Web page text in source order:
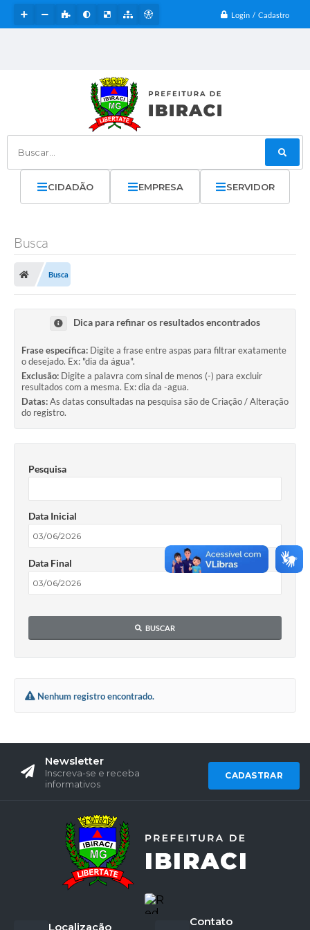
Login / Cadastro
Buscar...
CIDADÃO EMPRESA SERVIDOR
Busca
Busca
Dica para refinar os resultados encontrados
Frase específica: Digite a frase entre aspas para filtrar exatamente
o desejado. Ex: "dia da água".
Exclusão: Digite a palavra com sinal de menos (-) para excluir
resultados com a mesma. Ex: dia da -agua.
Datas:As datas consultadas na pesquisa são de Criação / Alteração
do registro.
Pesquisa
Data Inicial
Data Final
BUSCAR
Nenhum registro encontrado.
Newsletter
Inscreva-se e receba
informativos
CADASTRAR
Localização Contato